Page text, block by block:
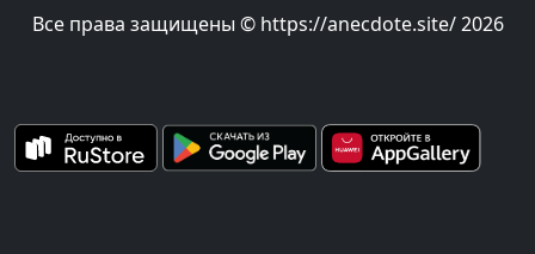
Все права защищены © https://anecdote.site/ 2026